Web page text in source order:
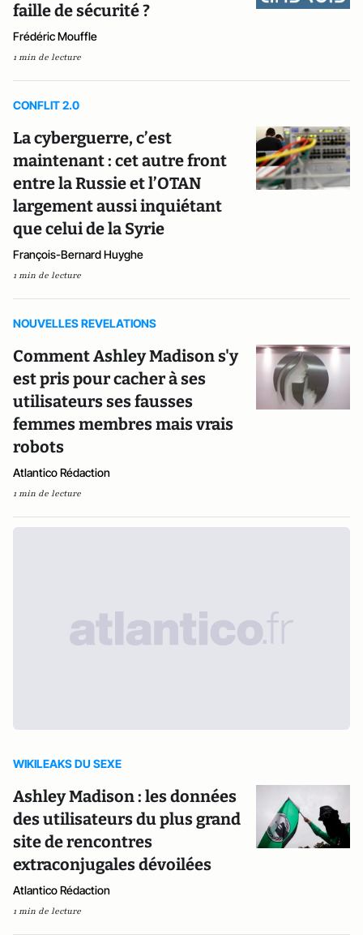
faille de sécurité ?
Frédéric Mouffle
1 min de lecture
CONFLIT 2.0
La cyberguerre, c’est
maintenant : cet autre front
entre la Russie et l’OTAN
largement aussi inquiétant
que celui de la Syrie
François-Bernard Huyghe
1 min de lecture
NOUVELLES REVELATIONS
Comment Ashley Madison s'y
est pris pour cacher à ses
utilisateurs ses fausses
femmes membres mais vrais
robots
Atlantico Rédaction
1 min de lecture
WIKILEAKS DU SEXE
Ashley Madison : les données
des utilisateurs du plus grand
site de rencontres
extraconjugales dévoilées
Atlantico Rédaction
1 min de lecture